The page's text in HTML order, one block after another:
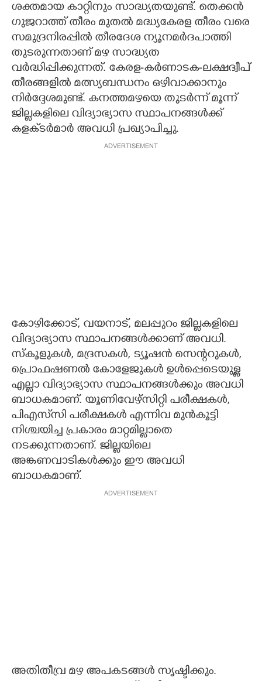
ശക്തമായ കാറ്റിനും സാദ്ധ്യതയുണ്ട്. തെക്കൻ
ഗുജറാത്ത് തീരം മുതൽ മദ്ധ്യകേരള തീരം വരെ
സമുദ്രനിരപ്പിൽ തീരദേശ ന്യൂനമർദപാത്തി
തുടരുന്നതാണ് മഴ സാദ്ധ്യത
വർദ്ധിപ്പിക്കുന്നത്. കേരള-കർണാടക-ലക്ഷദ്വീപ്
തീരങ്ങളിൽ മത്സ്യബന്ധനം ഒഴിവാക്കാനും
നിർദ്ദേശമുണ്ട്. കനത്തമഴയെ തുടർന്ന് മൂന്ന്
ജില്ലകളിലെ വിദ്യാഭ്യാസ സ്ഥാപനങ്ങൾക്ക്
കളക്‌ടർമാർ അവധി പ്രഖ്യാപിച്ചു.
ADVERTISEMENT
കോഴിക്കോട്, വയനാട്, മലപ്പുറം ജില്ലകളിലെ
വിദ്യാഭ്യാസ സ്ഥാപനങ്ങൾക്കാണ് അവധി.
സ്കൂളുകൾ, മദ്രസകൾ, ട്യൂഷൻ സെന്ററുകൾ,
പ്രൊഫഷണൽ കോളേജുകൾ ഉൾപ്പെടെയുള്ള
എല്ലാ വിദ്യാഭ്യാസ സ്ഥാപനങ്ങൾക്കും അവധി
ബാധകമാണ്. യൂണിവേഴ്സിറ്റി പരീക്ഷകൾ,
പിഎസ്‌സി പരീക്ഷകൾ എന്നിവ മുൻകൂട്ടി
നിശ്ചയിച്ച പ്രകാരം മാറ്റമില്ലാതെ
നടക്കുന്നതാണ്. ജില്ലയിലെ
അങ്കണവാടികൾക്കും ഈ അവധി
ബാധകമാണ്.
ADVERTISEMENT
അതിതീവ്ര മഴ അപകടങ്ങൾ സൃഷ്ടിക്കും.